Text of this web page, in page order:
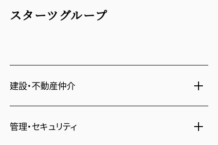
スターツグループ
建設・不動産仲介
新築分譲マンション・新築戸建
管理・セキュリティ